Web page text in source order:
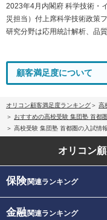
2023年4月内閣府 科学技術・
災担当）付上席科学技術政策
研究分野は応用統計解析、品
顧客満足度について
オリコン顧客満足度ランキング
高
おすすめの高校受験 集団塾 首都
高校受験 集団塾 首都圏の入試情
オリコン
保険関連ランキング
金融関連ランキング